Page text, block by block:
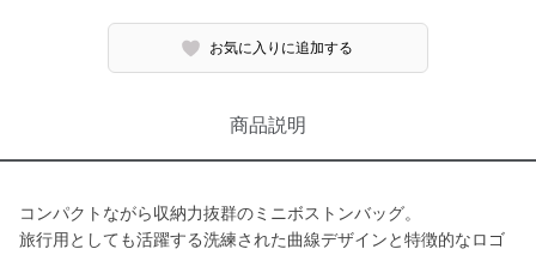
お気に入りに追加する
商品説明
コンパクトながら収納力抜群のミニボストンバッグ。
旅行用としても活躍する洗練された曲線デザインと特徴的なロゴ